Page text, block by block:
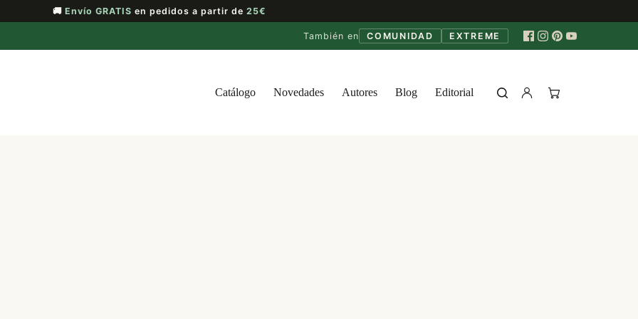
🚚Envío GRATIS en pedidos a partir de 25€
También en COMUNIDAD EXTREME
Catálogo
Novedades Autores Blog Editorial